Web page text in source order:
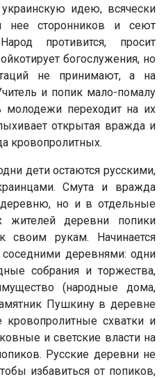
идею, всячески
нее сторонников и сеют
противится, просит
богослужения, но
не принимают, а на
и попик мало-помалу
молодежи переходит на их
открытая вражда и
кровопролитных.
дети остаются русскими,
Смута и вражда
но и в отдельные
жителей деревни попики
своим рукам. Начинается
деревнями: одни
собрания и торжества,
(народные дома,
Пушкину в деревне
схватки и
и светские власти на
Русские деревни не
избавиться от попиков,